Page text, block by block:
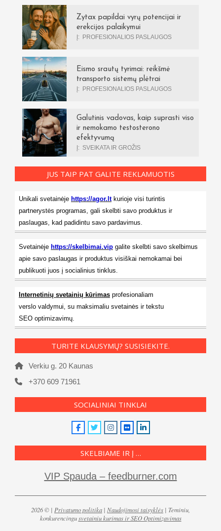
Zytax papildai vyrų potencijai ir
erekcijos palaikymui
Į: PROFESIONALIOS PASLAUGOS
Eismo srautų tyrimai: reikšmė
transporto sistemų plėtrai
Į: PROFESIONALIOS PASLAUGOS
Galutinis vadovas, kaip suprasti viso
ir nemokamo testosterono
efektyvumą
Į: SVEIKATA IR GROŽIS
JUS TAIP PAT GALITE REKLAMUOTIS
Unikali svetainėje https://agor.ltkurioje visi turintis
partnerystės programas, gali skelbti savo produktus ir
paslaugas, kad padidintu savo pardavimus.
Svetainėje https://skelbimai.vip galite skelbti savo skelbimus
apie savo paslaugas ir produktus visiškai nemokamai bei
publikuoti juos į socialinius tinklus.
Internetinių svetainių kūrimas profesionaliam
verslo valdymui, su maksimaliu svetainės ir tekstu
SEO optimizavimų.
TURITE KLAUSYMŲ? SUSISIEKITE.
Verkiu g. 20 Kaunas
+370 609 71961
SOCIALINIAI TINKLAI
SKELBIAME IR Į …
VIP Spauda – feedburner.com
2026 © | Privatumo politika | Naudojimosi taisyklės | Teminiu,
konkurencingusvetainiu kurimas ir SEO Optimizavimas